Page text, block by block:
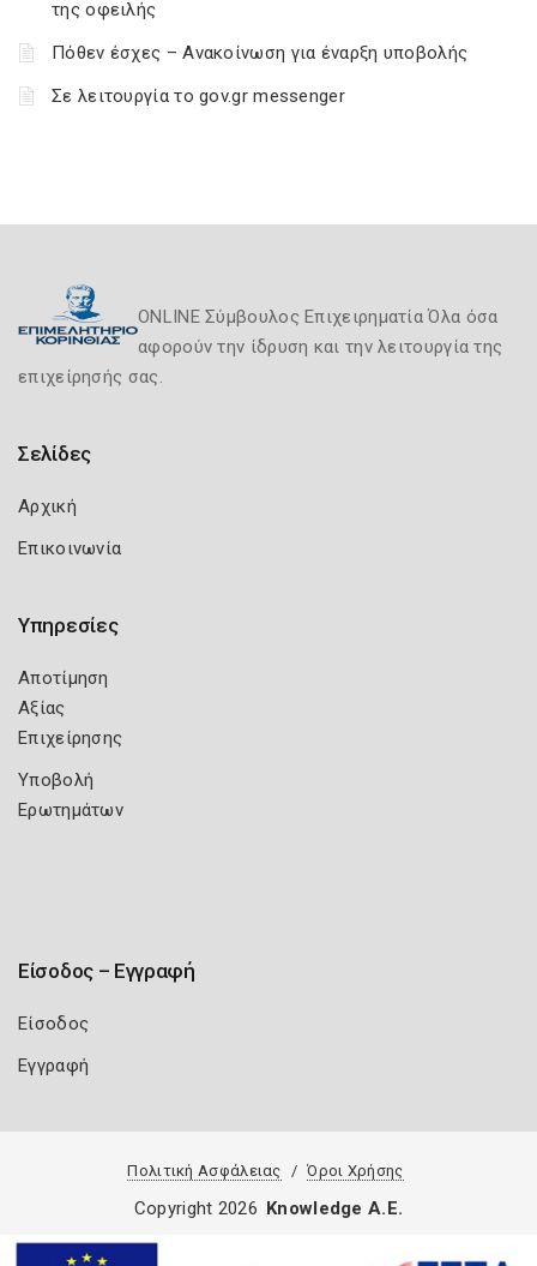
της οφειλής
Πόθεν έσχες – Ανακοίνωση για έναρξη υποβολής
Σε λειτουργία το gov.gr messenger
ONLINE Σύμβουλος Επιχειρηματία Όλα όσα
αφορούν την ίδρυση και την λειτουργία της
επιχείρησής σας.
Σελίδες
Αρχική
Επικοινωνία
Υπηρεσίες
Αποτίμηση
Αξίας
Επιχείρησης
Υποβολή
Ερωτημάτων
Είσοδος – Εγγραφή
Είσοδος
Εγγραφή
Πολιτική Ασφάλειας Όροι Χρήσης
Copyright 2026 Knowledge A.E.